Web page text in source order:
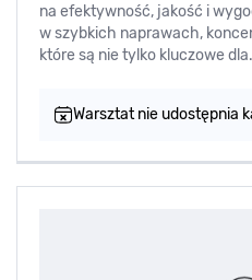
na efektywność, jakość i
w szybkich naprawach,
które są nie tylko kluczowe
Warsztat nie udostępnia